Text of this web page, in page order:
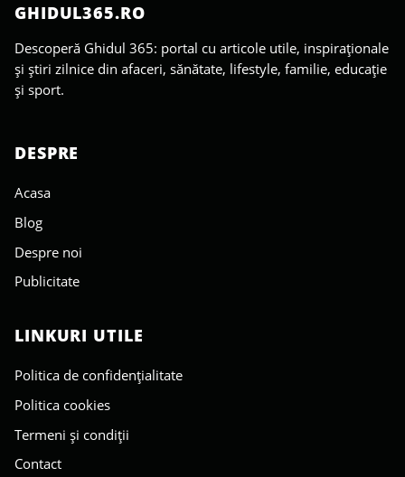
GHIDUL365.RO
Descoperă Ghidul 365: portal cu articole utile, inspiraționale
și știri zilnice din afaceri, sănătate, lifestyle, familie, educație
și sport.
DESPRE
Acasa
Blog
Despre noi
Publicitate
LINKURI UTILE
Politica de confidențialitate
Politica cookies
Termeni și condiții
Contact